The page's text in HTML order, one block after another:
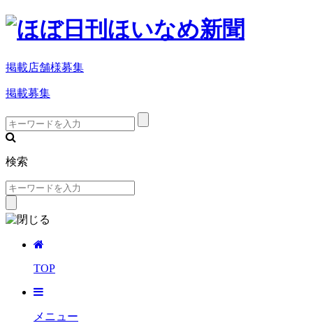
掲載店舗様募集
掲載募集
検索
TOP
メニュー